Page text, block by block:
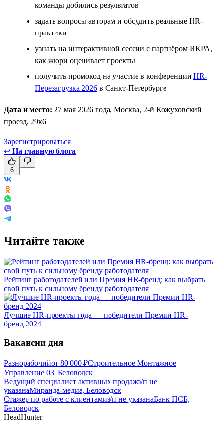
команды добились результатов
задать вопросы авторам и обсудить реальные HR-
практики
узнать на интерактивной сессии с партнёром ИКРА,
как жюри оценивает проекты
получить промокод на участие в конференции HR-
Перезагрузка 2026 в Санкт-Петербурге
Дата и место: 27 мая 2026 года, Москва, 2-й Кожуховский
проезд, 29к6
Зарегистрироваться
↩ На главную блога
6
Читайте также
Рейтинг работодателей или Премия HR-бренд: как выбрать
свой путь к сильному бренду работодателя
Лучшие HR-проекты года — победители Премии HR-
бренд 2024
Вакансии дня
Разнорабочийот 80 000 ₽Строительное Монтажное
Управление 03, Беловодск
Ведущий специалист активных продажз/п не
указанаМиранда-медиа, Беловодск
Стажер по работе с клиентамиз/п не указанаБанк ПСБ,
Беловодск
HeadHunter